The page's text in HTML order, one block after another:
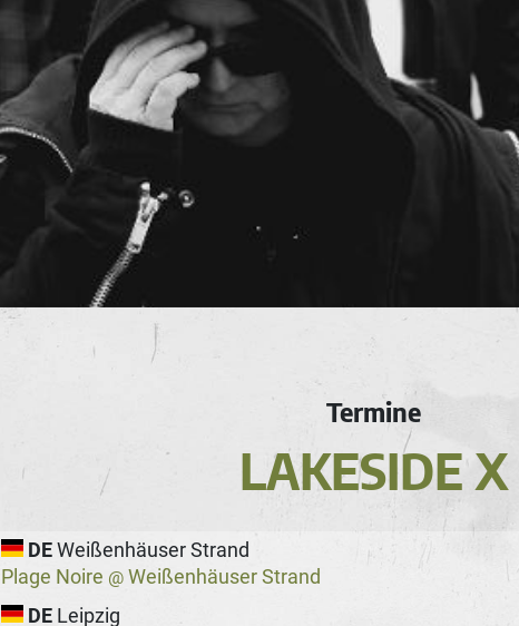
Termine
LAKESIDE X
DE Weißenhäuser Strand
Plage Noire @ Weißenhäuser Strand
DE Leipzig